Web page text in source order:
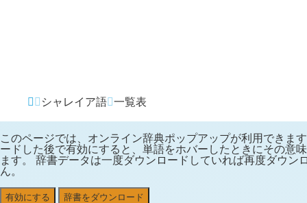
シャレイア語 一覧表
このページでは、オンライン辞典ポップアップが利用できま
ードした後で有効にすると、単語をホバーしたときにその意
ます。 辞書データは一度ダウンロードしていれば再度ダウン
ん。
有効にする 辞書をダウンロード